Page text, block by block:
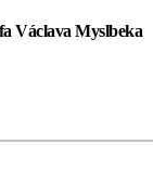
Václava Myslbeka